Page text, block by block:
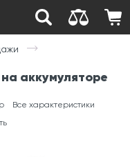
аккумуляторе
Все характеристики